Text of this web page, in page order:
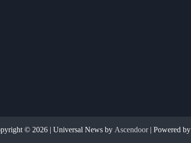
© 2026 | Universal News by Ascendoor| Powered by